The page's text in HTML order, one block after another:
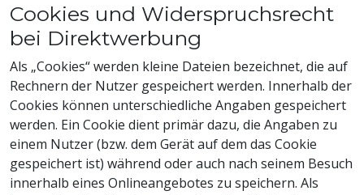
Cookies und Widerspruchsrecht
bei Direktwerbung
Als „Cookies“ werden kleine Dateien bezeichnet, die auf
Rechnern der Nutzer gespeichert werden. Innerhalb der
Cookies können unterschiedliche Angaben gespeichert
werden. Ein Cookie dient primär dazu, die Angaben zu
einem Nutzer (bzw. dem Gerät auf dem das Cookie
gespeichert ist) während oder auch nach seinem Besuch
innerhalb eines Onlineangebotes zu speichern. Als